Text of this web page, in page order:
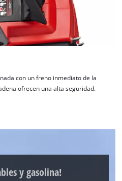
su consentimiento para
con un freno inmediato de la
ofrecen una alta seguridad.
y gasolina!